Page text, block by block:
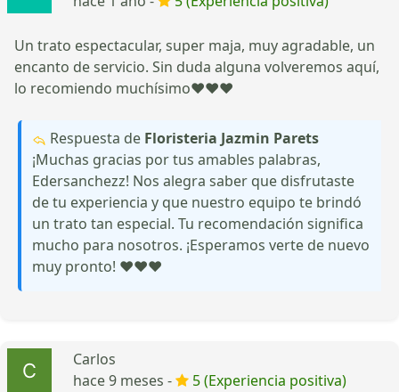
Un trato espectacular, super maja, muy agradable, un
encanto de servicio. Sin duda alguna volveremos aquí,
lo recomiendo muchísimo❤️❤️❤️
Respuesta de Floristeria Jazmin Parets
¡Muchas gracias por tus amables palabras,
Edersanchezz! Nos alegra saber que disfrutaste
de tu experiencia y que nuestro equipo te brindó
un trato tan especial. Tu recomendación significa
mucho para nosotros. ¡Esperamos verte de nuevo
muy pronto! ❤️❤️❤️
Carlos
hace 9 meses -
5 (Experiencia positiva)